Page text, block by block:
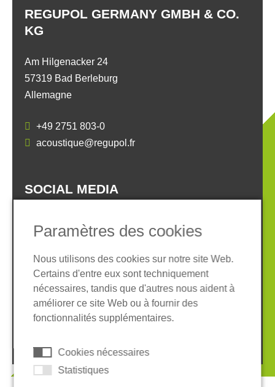
REGUPOL GERMANY GMBH & CO.
KG
Am Hilgenacker 24
57319 Bad Berleburg
Allemagne
+49 2751 803-0
acoustique@regupol.fr
SOCIAL MEDIA
Informations légales
Protection des données
Conditions Générales
Système de whistleblowing
Cookies
Paramètres des cookies
Nous utilisons des cookies sur notre site Web.
Certains d'entre eux sont techniquement
nécessaires, tandis que d'autres nous aident à
améliorer ce site Web ou à fournir des
fonctionnalités supplémentaires.
Cookies nécessaires
Statistiques